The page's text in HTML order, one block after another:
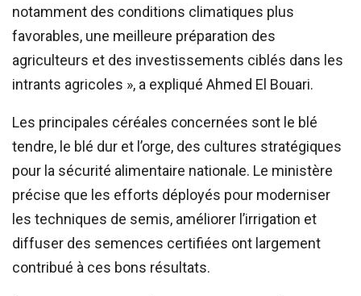
notamment des conditions climatiques plus
favorables, une meilleure préparation des
agriculteurs et des investissements ciblés dans les
intrants agricoles », a expliqué Ahmed El Bouari.
Les principales céréales concernées sont le blé
tendre, le blé dur et l’orge, des cultures stratégiques
pour la sécurité alimentaire nationale. Le ministère
précise que les efforts déployés pour moderniser
les techniques de semis, améliorer l’irrigation et
diffuser des semences certifiées ont largement
contribué à ces bons résultats.